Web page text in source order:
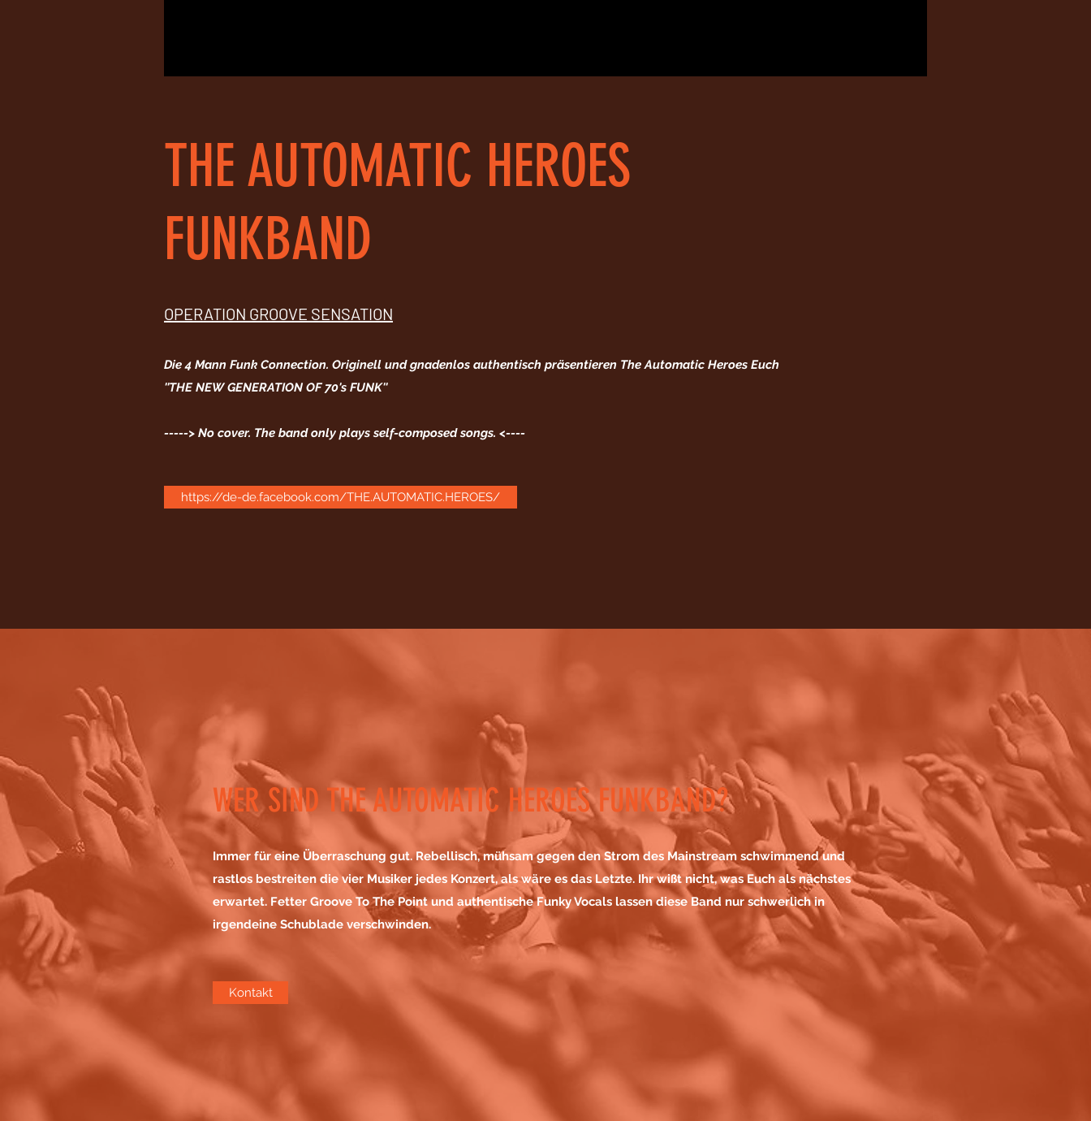
THE AUTOMATIC HEROES
FUNKBAND
OPERATION GROOVE SENSATION
Die 4 Mann Funk Connection. Originell und gnadenlos authentisch präsentieren The Automatic Heroes Euch
''THE NEW GENERATION OF 70's FUNK''
-----> No cover. The band only plays self-composed songs. <----
https://de-de.facebook.com/THE.AUTOMATIC.HEROES/
WER SIND THE AUTOMATIC HEROES FUNKBAND?
Immer für eine Überraschung gut. Rebellisch, mühsam gegen den Strom des Mainstream schwimmend und
rastlos bestreiten die vier Musiker jedes Konzert, als wäre es das Letzte. Ihr wißt nicht, was Euch als nächstes
erwartet. Fetter Groove To The Point und authentische Funky Vocals lassen diese Band nur schwerlich in
irgendeine Schublade verschwinden.
Kontakt